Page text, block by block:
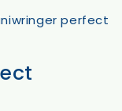
perfect